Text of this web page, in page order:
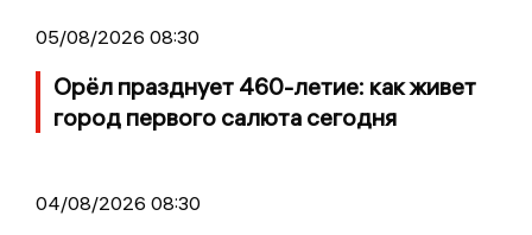
05/08/2026 08:30
Орёл празднует 460-летие: как живет
город первого салюта сегодня
04/08/2026 08:30